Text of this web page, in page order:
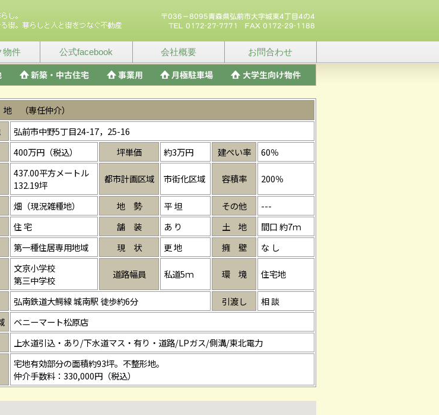
物件 公式facebook 会社概要 お問合わせ
（専任仲介）
弘前市中野5丁目24-17，25-16
400万円（税込） 坪単価 約3万円 建ぺい率 60％
437.00平方メートル
132.19坪
都市計画区域 市街化区域 容積率 200％
畑（現況雑種地） 地 勢 平 坦 その他
---
住 宅 舗 装 あ り 土 地
間口 約7ｍ
第一種住居専用地域 現 状 更 地 擁 壁 な し
文京小学校
第三中学校
道路幅員 私道5ｍ 環 境 住宅地
弘南鉄道大鰐線 城南駅 徒歩約6分 引渡し
相 談
ベニーマート松原店
上水道引込・あり/下水道マス・有り・道路/LPガス/側溝/東北電力
宅地有効部分の面積約93坪。不整形地。
仲介手数料：330,000円（税込）